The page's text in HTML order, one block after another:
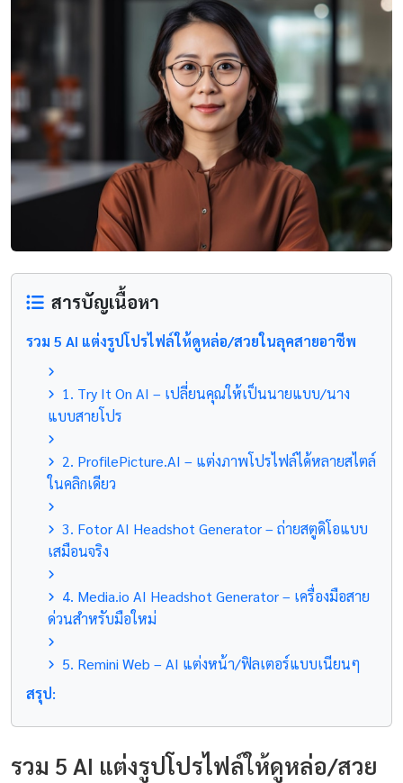
สารบัญเนื้อหา
รวม 5 AI แต่งรูปโปรไฟล์ให้ดูหล่อ/สวยในลุคสายอาชีพ
1. Try It On AI – เปลี่ยนคุณให้เป็นนายแบบ/นาง
แบบสายโปร
2. ProfilePicture.AI – แต่งภาพโปรไฟล์ได้หลายสไตล์
ในคลิกเดียว
3. Fotor AI Headshot Generator – ถ่ายสตูดิโอแบบ
เสมือนจริง
4. Media.io AI Headshot Generator – เครื่องมือสาย
ด่วนสำหรับมือใหม่
5. Remini Web – AI แต่งหน้า/ฟิลเตอร์แบบเนียนๆ
สรุป:
รวม 5 AI แต่งรูปโปรไฟล์ให้ดูหล่อ/สวย